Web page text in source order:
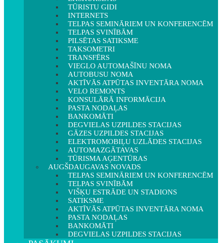
TŪRISTU GIDI
INTERNETS
TELPAS SEMINĀRIEM UN KONFERENCĒM
TELPAS SVINĪBĀM
PILSĒTAS SATIKSME
TAKSOMETRI
TRANSFĒRS
VIEGLO AUTOMAŠĪNU NOMA
AUTOBUSU NOMA
AKTĪVĀS ATPŪTAS INVENTĀRA NOMA
VELO REMONTS
KONSULĀRĀ INFORMĀCIJA
PASTA NODAĻAS
BANKOMĀTI
DEGVIELAS UZPILDES STACIJAS
GĀZES UZPILDES STACIJAS
ELEKTROMOBIĻU UZLĀDES STACIJAS
AUTOMAZGĀTAVAS
TŪRISMA AĢENTŪRAS
AUGŠDAUGAVAS NOVADS
TELPAS SEMINĀRIEM UN KONFERENCĒM
TELPAS SVINĪBĀM
VIŠĶU ESTRĀDE UN STADIONS
SATIKSME
AKTĪVĀS ATPŪTAS INVENTĀRA NOMA
PASTA NODAĻAS
BANKOMĀTI
DEGVIELAS UZPILDES STACIJAS